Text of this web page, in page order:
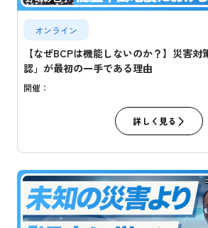
オンライン
【なぜBCPは機能しないのか？】災害
認」が最初の一手である理由
開催：
詳しく見る